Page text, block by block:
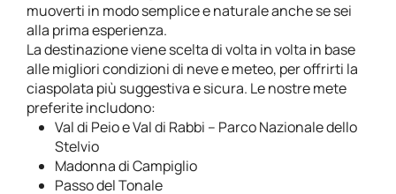
muoverti in modo semplice e naturale anche se sei
alla prima esperienza.
La destinazione viene scelta di volta in volta in base
alle migliori condizioni di neve e meteo, per offrirti la
ciaspolata più suggestiva e sicura. Le nostre mete
preferite includono:
Val di Peio e Val di Rabbi – Parco Nazionale dello
Stelvio
Madonna di Campiglio
Passo del Tonale